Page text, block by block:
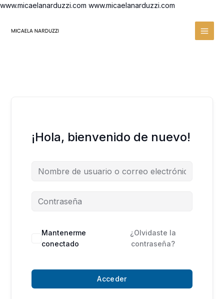
www.micaelanarduzzi.com www.micaelanarduzzi.com
¡Hola, bienvenido de nuevo!
Mantenerme
conectado
¿Olvidaste la
contraseña?
Acceder